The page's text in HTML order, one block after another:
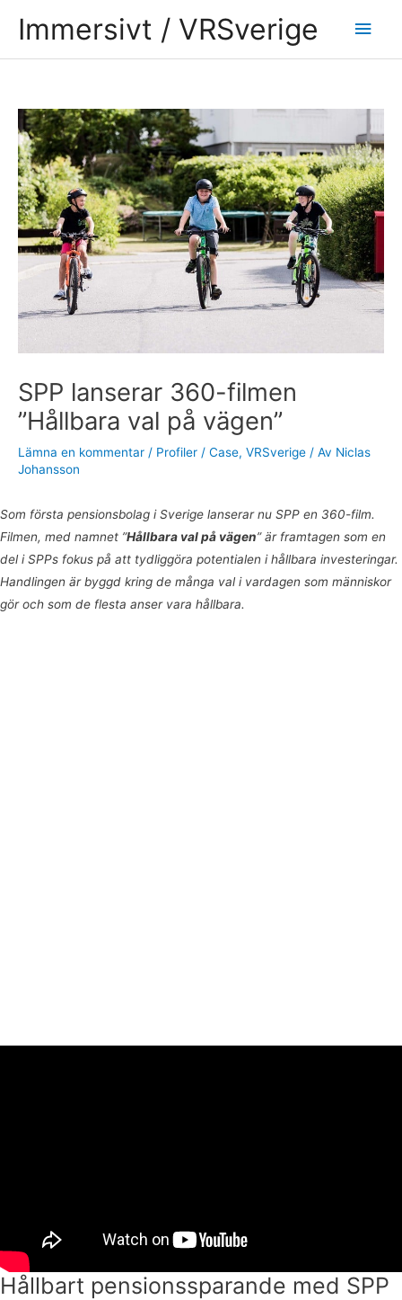
Immersivt / VRSverige
SPP lanserar 360-filmen
”Hållbara val på vägen”
Lämna en kommentar / Profiler / Case, VRSverige / Av Niclas
Johansson
Som första pensionsbolag i Sverige lanserar nu SPP en 360-film.
Filmen, med namnet ”Hållbara val på vägen” är framtagen som en
del i SPPs fokus på att tydliggöra potentialen i hållbara investeringar.
Handlingen är byggd kring de många val i vardagen som människor
gör och som de flesta anser vara hållbara.
Hållbart pensionssparande med SPP